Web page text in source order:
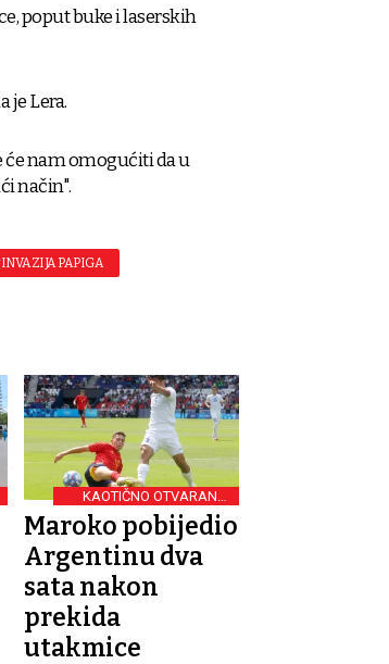
poput buke i laserskih
je Lera.
će nam omogućiti da u
način".
PAPIGA
KAOTIČNO OTVARANJE
OLIMPIJSKOG TURNIRA
Maroko pobijedio
Argentinu dva
sata nakon
prekida
utakmice